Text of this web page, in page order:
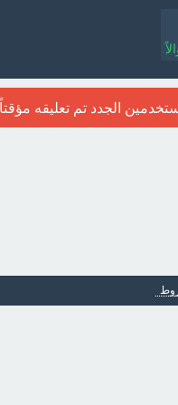
الجدد تم تعليقه مؤقتاً.